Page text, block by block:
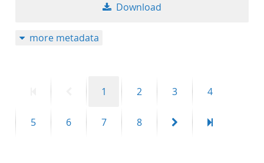
Download
more metadata
PreviousPage
1 Page
2 Page
3 Page
4
Page
5 Page
6 Page
7 Page
8
Next
Last